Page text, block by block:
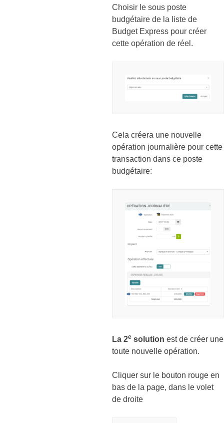
Choisir le sous poste
budgétaire de la liste de
Budget Express pour créer
cette opération de réel.
Cela créera une nouvelle
opération journalière pour cette
transaction dans ce poste
budgétaire:
La 2e solution est de créer une
toute nouvelle opération.
Cliquer sur le bouton rouge en
bas de la page, dans le volet
de droite